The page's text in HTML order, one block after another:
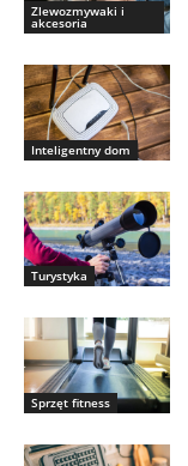
Zlewozmywaki i
akcesoria
Inteligentny dom
Turystyka
Sprzęt fitness